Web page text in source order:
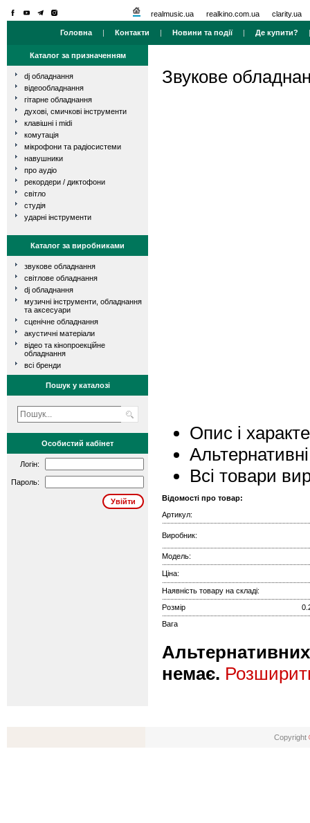
realmusic.ua realkino.com.ua clarity.ua
Головна | Контакти | Новини та події| Де купити?
Каталог за призначенням
dj обладнання
відеообладнання
гітарне обладнання
духові, смичкові інструменти
клавішні і midi
комутація
мікрофони та радіосистеми
навушники
про аудіо
рекордери / диктофони
світло
студія
ударні інструменти
Каталог за виробниками
звукове обладнання
світлове обладнання
dj обладнання
музичні інструменти, обладнання
та аксесуари
сценічне обладнання
акустичні матеріали
відео та кінопроекційне
обладнання
всі бренди
Пошук у каталозі
Особистий кабінет
Логін:
Пароль:
Звукове
Опис і
Всі товари
Відомості про товар:
Артикул:
Виробник:
Модель:
Ціна:
Наявність товару на складі:
Розмір
Вага
Альтернативних
немає.
Copyright